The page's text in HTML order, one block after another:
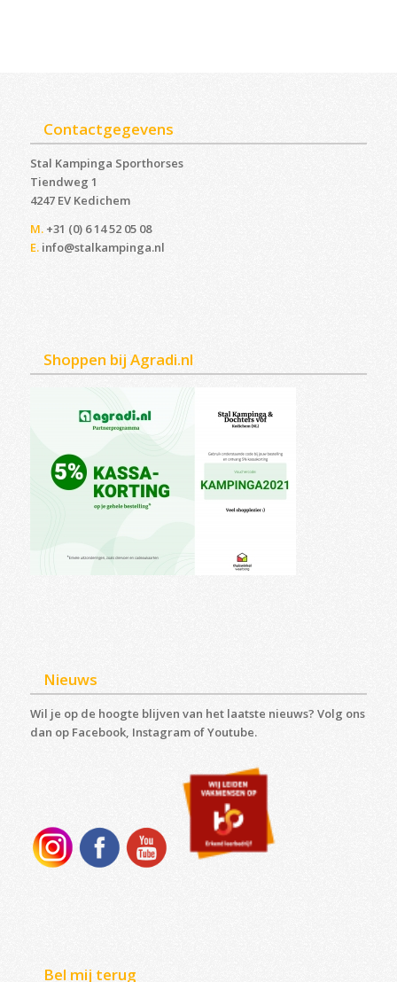
Tiendweg 1
M.+31 (0) 6 14 52 05 08
E.info@stalkampinga.nl
dan op Facebook, Instagram of Youtube.